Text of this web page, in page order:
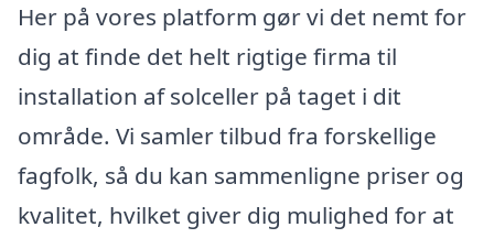
Her på vores platform gør vi det nemt for
dig at finde det helt rigtige firma til
installation af solceller på taget i dit
område. Vi samler tilbud fra forskellige
fagfolk, så du kan sammenligne priser og
kvalitet, hvilket giver dig mulighed for at